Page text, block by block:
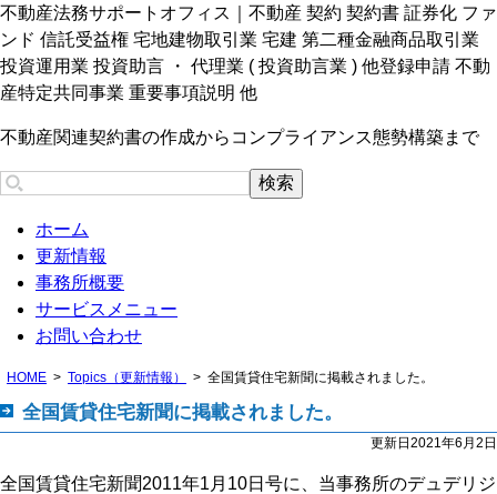
不動産法務サポートオフィス｜不動産 契約 契約書 証券化 ファ
ンド 信託受益権 宅地建物取引業 宅建 第二種金融商品取引業
投資運用業 投資助言 ・ 代理業 ( 投資助言業 ) 他登録申請 不動
産特定共同事業 重要事項説明 他
不動産関連契約書の作成からコンプライアンス態勢構築まで
ホーム
更新情報
事務所概要
サービスメニュー
お問い合わせ
HOME Topics（更新情報） 全国賃貸住宅新聞に掲載されました。
全国賃貸住宅新聞に掲載されました。
更新日2021年6月2日
全国賃貸住宅新聞2011年1月10日号に、当事務所のデュデリジ